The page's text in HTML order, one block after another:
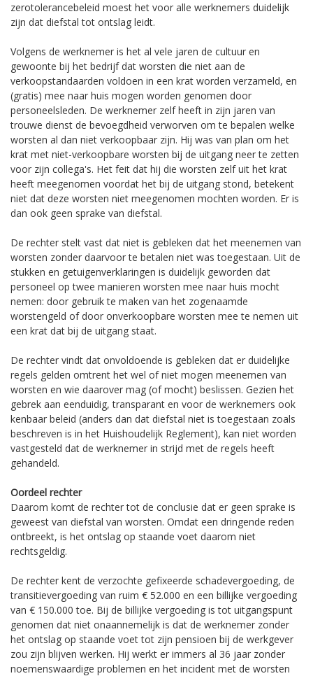
zerotolerancebeleid moest het voor alle werknemers duidelijk
zijn dat diefstal tot ontslag leidt.
Volgens de werknemer is het al vele jaren de cultuur en
gewoonte bij het bedrijf dat worsten die niet aan de
verkoopstandaarden voldoen in een krat worden verzameld, en
(gratis) mee naar huis mogen worden genomen door
personeelsleden. De werknemer zelf heeft in zijn jaren van
trouwe dienst de bevoegdheid verworven om te bepalen welke
worsten al dan niet verkoopbaar zijn. Hij was van plan om het
krat met niet-verkoopbare worsten bij de uitgang neer te zetten
voor zijn collega's. Het feit dat hij die worsten zelf uit het krat
heeft meegenomen voordat het bij de uitgang stond, betekent
niet dat deze worsten niet meegenomen mochten worden. Er is
dan ook geen sprake van diefstal.
De rechter stelt vast dat niet is gebleken dat het meenemen van
worsten zonder daarvoor te betalen niet was toegestaan. Uit de
stukken en getuigenverklaringen is duidelijk geworden dat
personeel op twee manieren worsten mee naar huis mocht
nemen: door gebruik te maken van het zogenaamde
worstengeld of door onverkoopbare worsten mee te nemen uit
een krat dat bij de uitgang staat.
De rechter vindt dat onvoldoende is gebleken dat er duidelijke
regels gelden omtrent het wel of niet mogen meenemen van
worsten en wie daarover mag (of mocht) beslissen. Gezien het
gebrek aan eenduidig, transparant en voor de werknemers ook
kenbaar beleid (anders dan dat diefstal niet is toegestaan zoals
beschreven is in het Huishoudelijk Reglement), kan niet worden
vastgesteld dat de werknemer in strijd met de regels heeft
gehandeld.
Oordeel rechter
Daarom komt de rechter tot de conclusie dat er geen sprake is
geweest van diefstal van worsten. Omdat een dringende reden
ontbreekt, is het ontslag op staande voet daarom niet
rechtsgeldig.
De rechter kent de verzochte gefixeerde schadevergoeding, de
transitievergoeding van ruim € 52.000 en een billijke vergoeding
van € 150.000 toe. Bij de billijke vergoeding is tot uitgangspunt
genomen dat niet onaannemelijk is dat de werknemer zonder
het ontslag op staande voet tot zijn pensioen bij de werkgever
zou zijn blijven werken. Hij werkt er immers al 36 jaar zonder
noemenswaardige problemen en het incident met de worsten